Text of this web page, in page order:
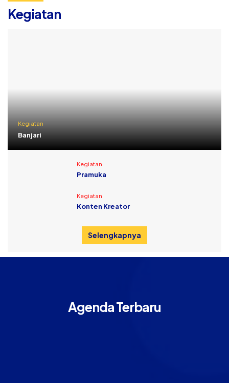
Kegiatan
Kegiatan
Banjari
Kegiatan
Pramuka
Kegiatan
Konten Kreator
Selengkapnya
Agenda Terbaru